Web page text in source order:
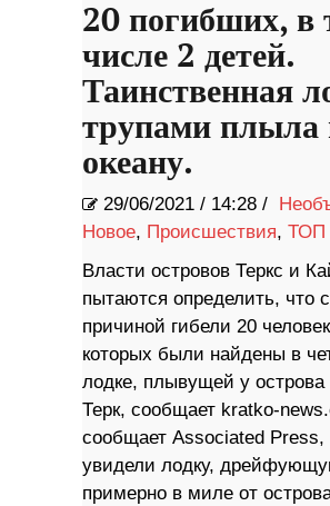
20 погибших, в
числе 2 детей.
Таинственная
трупами плыла
океану.
29/06/2021 / 14:28 /
Новое, Происшествия, ТОП
Власти островов Теркс и
пытаются определить, что
причиной гибели 20
которых были найдены в
лодке, плывущей у острова
Терк, сообщает kratko-
сообщает Associated Press,
увидели лодку,
примерно в миле от